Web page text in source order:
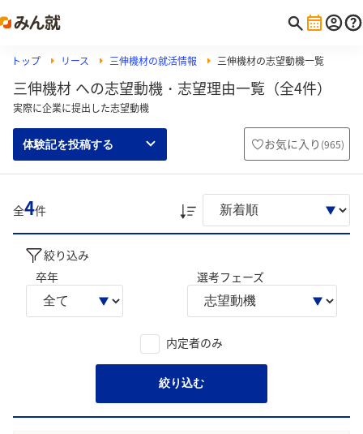
トップ リース 三伸機材の就活情報 三伸機材の志望動機一覧
三伸機材 への志望動機・志望理由一覧（全4件）
実際に企業に提出した志望動機
体験記を投稿する お気に入り (965)
全4件
絞り込み
卒年
選考フェーズ
内定者のみ
絞り込む